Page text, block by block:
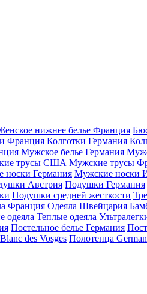
нижнее белье Франция
Франция Колготки Германия
Мужское белье Германия
трусы США Мужские трусы
носки Германия Мужские носки
Австрия Подушки Германия
Подушки средней жесткости
Франция Одеяла Швейцария
одеяла Теплые одеяла
Постельное белье Германия
des Vosges Полотенца